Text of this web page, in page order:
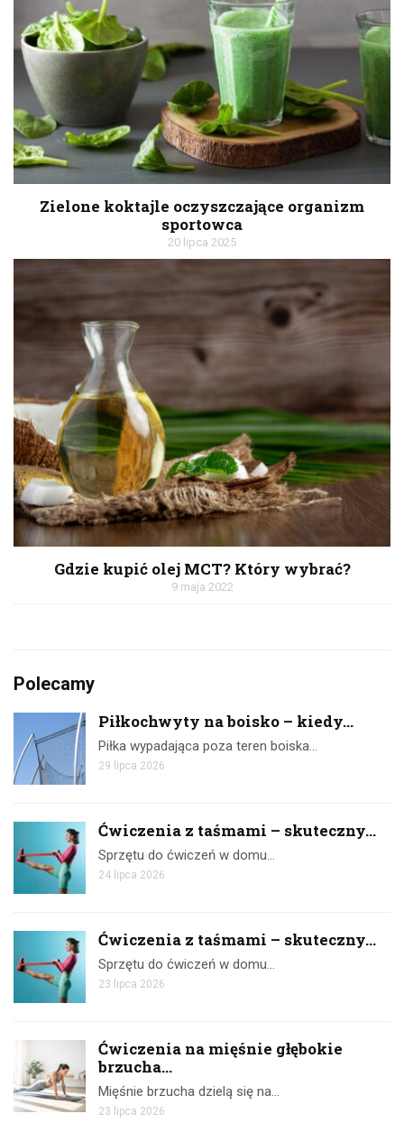
Zielone koktajle oczyszczające organizm
sportowca
20 lipca 2025
Gdzie kupić olej MCT? Który wybrać?
9 maja 2022
Polecamy
Piłkochwyty na boisko – kiedy...
Piłka wypadająca poza teren boiska…
29 lipca 2026
Ćwiczenia z taśmami – skuteczny...
Sprzętu do ćwiczeń w domu…
24 lipca 2026
Ćwiczenia z taśmami – skuteczny...
Sprzętu do ćwiczeń w domu…
23 lipca 2026
Ćwiczenia na mięśnie głębokie
brzucha...
Mięśnie brzucha dzielą się na…
23 lipca 2026